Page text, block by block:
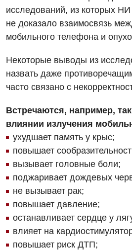
Мероприятия БПР
Энциклопедия
Диагностика
Инструментальная диагностика
исследований, из которых
не доказало взаимосвязь
мобильного телефона и
Некоторые выводы из
назвать даже
часто связано с
Встречаются, например,
влиянии излучения
ухудшает память у крыс;
повышает
вызывает головные боли;
поджаривает дождевых
не вызывает рак;
повышает давление;
останавливает сердце у
влияет на
повышает риск ДТП;